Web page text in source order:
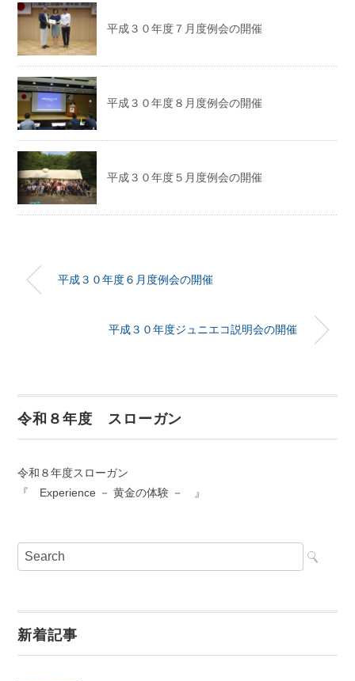
平成３０年度７月度例会の開催
平成３０年度８月度例会の開催
平成３０年度５月度例会の開催
平成３０年度６月度例会の開催
平成３０年度ジュニエコ説明会の開催
令和８年度 スローガン
令和８年度スローガン
『 Experience － 黄金の体験 － 』
新着記事